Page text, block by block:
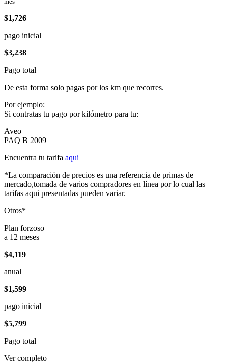
$1,726
pago inicial
$3,238
Pago total
De esta forma solo pagas por los km que recorres.
Por ejemplo:
Si contratas tu pago por kilómetro para tu:
Aveo
PAQ B 2009
Encuentra tu tarifa aqui
*La comparación de precios es una referencia de primas de
mercado,tomada de varios compradores en línea por lo cual las
tarifas aqui presentadas pueden variar.
Otros*
Plan forzoso
a 12 meses
$4,119
anual
$1,599
pago inicial
$5,799
Pago total
Ver completo